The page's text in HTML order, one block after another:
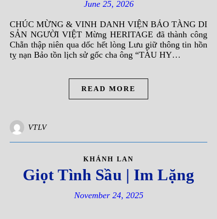
June 25, 2026
CHÚC MỪNG & VINH DANH VIỆN BẢO TÀNG DI
SẢN NGƯỜI VIỆT Mừng HERITAGE đã thành công
Chẵn thập niên qua dốc hết lòng Lưu giữ thông tin hồn
tỵ nạn Bảo tồn lịch sử gốc cha ông “TÀU HY…
READ MORE
VTLV
KHÁNH LAN
Giọt Tình Sầu | Im Lặng
November 24, 2025